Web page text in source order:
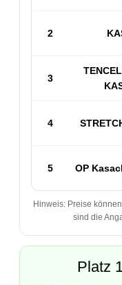
2
3
4
5 OP
Hinweis: Preise
sind die
Platz